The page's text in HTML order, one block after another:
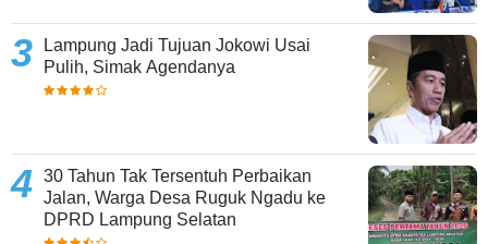
Lampung Jadi Tujuan Jokowi Usai
Pulih, Simak Agendanya
30 Tahun Tak Tersentuh Perbaikan
Jalan, Warga Desa Ruguk Ngadu ke
DPRD Lampung Selatan